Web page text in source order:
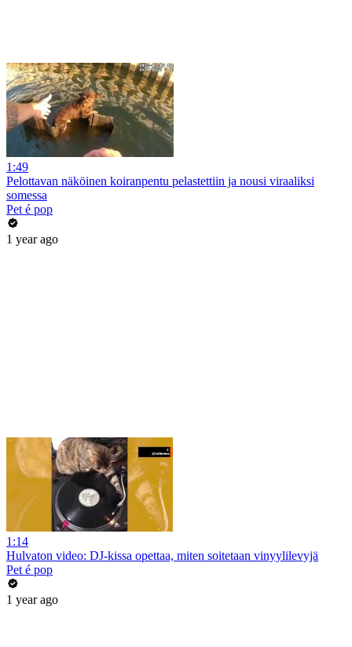
1:49
Pelottavan näköinen koiranpentu pelastettiin ja nousi viraaliksi
somessa
Pet é pop
1 year ago
1:14
Hulvaton video: DJ-kissa opettaa, miten soitetaan vinyylilevyjä
Pet é pop
1 year ago